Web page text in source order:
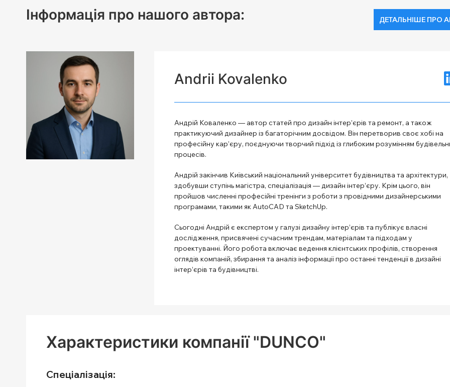
Інформація про нашого автора: ДЕТАЛЬНІШЕ ПРО
Andrii Kovalenko
Андрій Коваленко — автор статей про дизайн інтер’єрів та ремонт, а також
практикуючий дизайнер із багаторічним досвідом. Він перетворив своє хобі на
професійну кар’єру, поєднуючи творчий підхід із глибоким розумінням
процесів.
Андрій закінчив Київський національний університет будівництва та архітектури,
здобувши ступінь магістра, спеціалізація — дизайн інтер’єру. Крім цього, він
пройшов численні професійні тренінги з роботи з провідними дизайнерськими
програмами, такими як AutoCAD та SketchUp.
Сьогодні Андрій є експертом у галузі дизайну інтер’єрів та публікує власні
дослідження, присвячені сучасним трендам, матеріалам та підходам у
проектуванні. Його робота включає ведення клієнтських профілів, створення
оглядів компаній, збирання та аналіз інформації про останні тенденції в дизайні
інтер’єрів та будівництві.
Характеристики компанії "DUNCO"
Спеціалізація: